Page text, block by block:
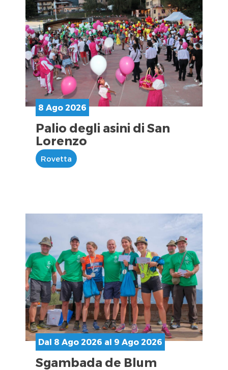
8 Ago 2026
Palio degli asini di San
Lorenzo
Rovetta
Dal 8 Ago 2026 al 9 Ago 2026
Sgambada de Blum